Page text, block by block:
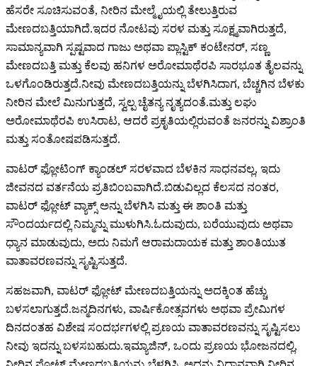
ಹೆಸರೇ ಸೂಚಿಸುವಂತೆ, ನೀರಿನ ಮೇಲ್ಮೈಯಲ್ಲಿ ತೇಲುತ್ತಿರುವ
ಮೇಣದಬತ್ತಿಯಾಗಿದೆ.ಇದರ ನೋಟವು ಸರಳ ಮತ್ತು ಸೂಕ್ಷ್ಮವಾಗಿರುತ್ತದೆ,
ಸಾಮಾನ್ಯವಾಗಿ ಸ್ಪಷ್ಟವಾದ ಗಾಜು ಅಥವಾ ಪ್ಲಾಸ್ಟಿಕ್ ಕಂಟೇನರ್, ಸಣ್ಣ
ಮೇಣದಬತ್ತಿ ಮತ್ತು ಕೆಲವು ಹನಿಗಳ ಅರೋಮಾಥೆರಪಿ ಸಾರಭೂತ ತೈಲವನ್ನು
ಒಳಗೊಂಡಿರುತ್ತದೆ.ನೀವು ಮೇಣದಬತ್ತಿಯನ್ನು ಬೆಳಗಿಸಿದಾಗ, ಬೆಚ್ಚಗಿನ ಬೆಳಕು
ನೀರಿನ ಮೇಲೆ ಮಿನುಗುತ್ತದೆ, ಸ್ವಲ್ಪ ಚೈತನ್ಯ ನೃತ್ಯದಂತೆ.ಮತ್ತು ಲಘು
ಅರೋಮಾಥೆರಪಿ ಉಸಿರಾಟ, ಆದರೆ ಪ್ರಕೃತಿಯಲ್ಲಿರುವಂತೆ ಜನರನ್ನು ವಿಶ್ರಾಂತಿ
ಮತ್ತು ಸಂತೋಷಪಡಿಸುತ್ತದೆ.
ವಾಟರ್ ಫ್ಲೋಟಿಂಗ್ ಕ್ಯಾಂಡಲ್ ಸರಳವಾದ ಬೆಳಕಿನ ಸಾಧನವಲ್ಲ, ಇದು
ಜೀವನದ ವರ್ತನೆಯ ಪ್ರತಿಬಿಂಬವಾಗಿದೆ.ಬಿಡುವಿಲ್ಲದ ಕೆಲಸದ ನಂತರ,
ವಾಟರ್ ಫ್ಲೋಟ್ ವ್ಯಾಕ್ಸ್ ಅನ್ನು ಬೆಳಗಿಸಿ ಮತ್ತು ಈ ಶಾಂತಿ ಮತ್ತು
ಸೌಂದರ್ಯದಲ್ಲಿ ನಿಮ್ಮನ್ನು ಮುಳುಗಿಸಿ.ಓದುವುದು, ಬರೆಯುವುದು ಅಥವಾ
ಧ್ಯಾನ ಮಾಡುವುದು, ಅದು ನಿಮಗೆ ಆರಾಮದಾಯಕ ಮತ್ತು ಶಾಂತಿಯುತ
ವಾತಾವರಣವನ್ನು ಸೃಷ್ಟಿಸುತ್ತದೆ.
ಸಹಜವಾಗಿ, ವಾಟರ್ ಫ್ಲೋಟ್ ಮೇಣದಬತ್ತಿಯನ್ನು ಅದಕ್ಕಿಂತ ಹೆಚ್ಚು
ಬಳಸಲಾಗುತ್ತದೆ.ಜನ್ಮದಿನಗಳು, ವಾರ್ಷಿಕೋತ್ಸವಗಳು ಅಥವಾ ಪ್ರೇಮಿಗಳ
ದಿನದಂತಹ ವಿಶೇಷ ಸಂದರ್ಭಗಳಲ್ಲಿ ಪ್ರಣಯ ವಾತಾವರಣವನ್ನು ಸೃಷ್ಟಿಸಲು
ನೀವು ಇದನ್ನು ಬಳಸಬಹುದು.ಇಮ್ಯಾಜಿನ್, ಒಂದು ಪ್ರಣಯ ಭೋಜನದಲ್ಲಿ,